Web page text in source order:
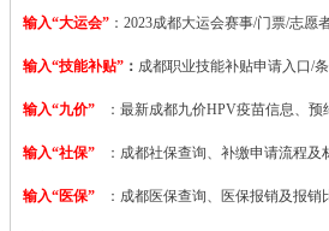
输入“大运会” ：2023成都大运会赛事/门票/志愿
输入“技能补贴” ： 成都职业技能补贴申请入口/条
输入“九价” ：最新成都九价HPV疫苗信息、预
输入“社保” ：成都社保查询、补缴申请流程及
输入“医保” ：成都医保查询、医保报销及报销